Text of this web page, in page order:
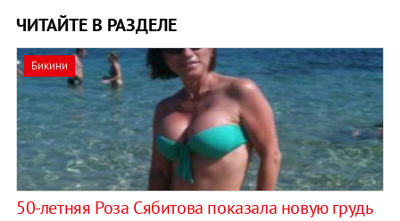
ЧИТАЙТЕ В РАЗДЕЛЕ
Бикини
50-летняя Роза Сябитова показала новую грудь